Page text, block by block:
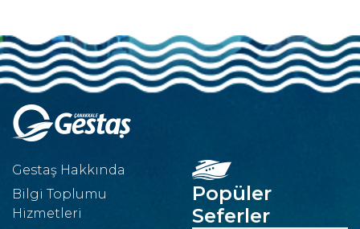
Gestaş Hakkında
Bilgi Toplumu
Hizmetleri
Popüler
Seferler